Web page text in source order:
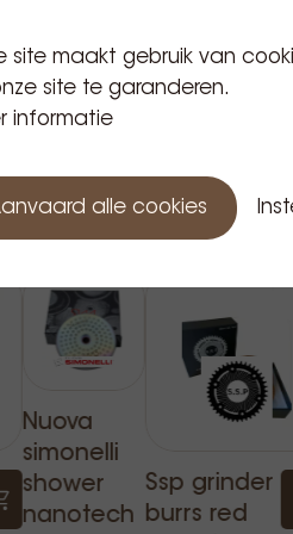
Nuova
simonelli
shower
nanotech
Ssp grinder
burrs red
site maakt gebruik van
site te garanderen.
informatie
alle cookies